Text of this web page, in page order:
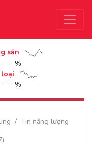
sản
--%
loại
--%
Tin năng lượng